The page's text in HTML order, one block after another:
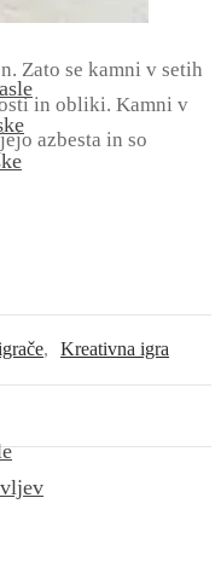
Zato se kamni v setih
in obliki. Kamni v
azbesta in so
, Kreativna igra